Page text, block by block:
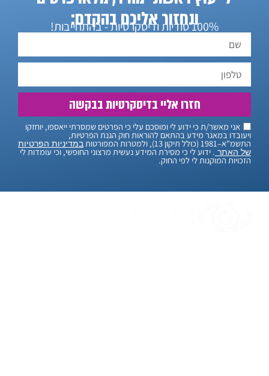
ונחזור אליכם בהקדם:100% סודיות ודיסקרטיות - בהתחייבות!
אני מאשר/ת כי ידוע לי ומוסכם עלי כי הפרטים שמסרתי ייאספו, יוחזקו
ויעובדו במאגר מידע בהתאם להוראות חוק הגנת הפרטיות,
התשמ"א–1981 (כולל תיקון 13), ולמטרות המפורטות
במדיניות הפרטיות
של האתר . ידוע לי כי מסירת המידע נעשית מרצוני החופשי, וכי עומדות לי
הזכויות המוקנות לי לפי החוק.
חזרו אליי בדיסקרטיות בבקשה